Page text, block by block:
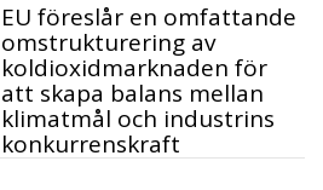
EU föreslår en omfattande
omstrukturering av
koldioxidmarknaden för
att skapa balans mellan
klimatmål och industrins
konkurrenskraft